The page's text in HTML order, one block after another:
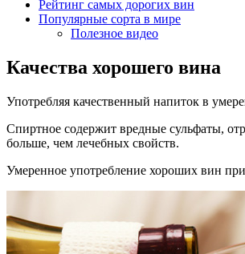
Рейтинг самых дорогих вин
Популярные сорта в мире
Полезное видео
Качества хорошего вина
Употребляя качественный напиток в
Спиртное содержит вредные сульфаты,
больше, чем лечебных свойств.
Умеренное употребление хороших вин при